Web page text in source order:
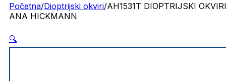
Početna/Dioptrijski okviri/AH1531T DIOPTRIJSKI OKVIRI
ANA HICKMANN
🔍